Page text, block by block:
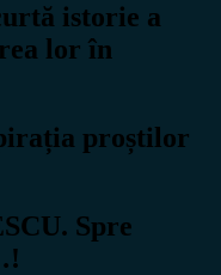
istorie a
lor în
proștilor
Spre